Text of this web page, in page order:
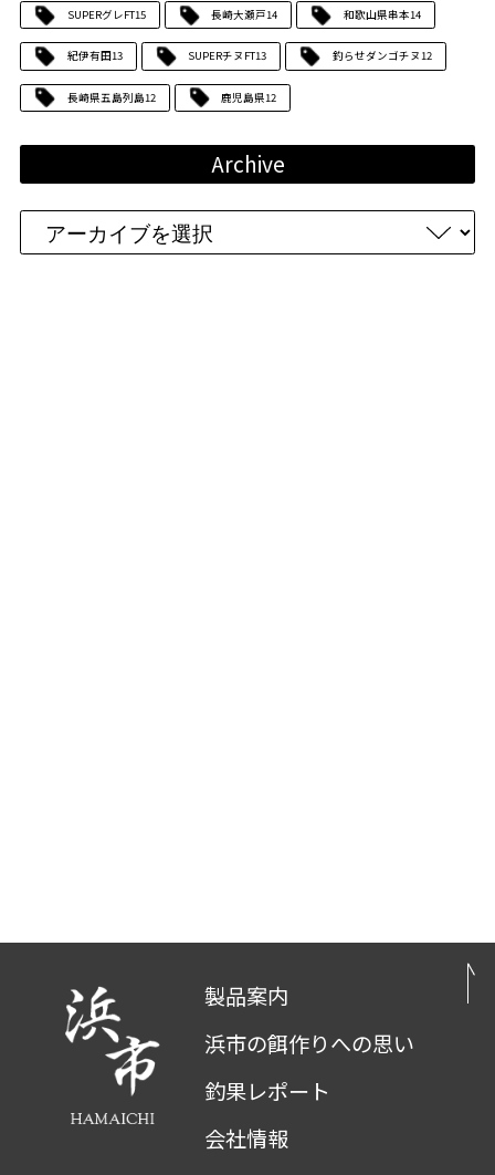
SUPERグレFT15 長崎大瀬戸14 和歌山県串本14
紀伊有田13 SUPERチヌFT13 釣らせダンゴチヌ12
長崎県五島列島12 鹿児島県12
Archive
製品案内
浜市の餌作りへの思い
釣果レポート
会社情報